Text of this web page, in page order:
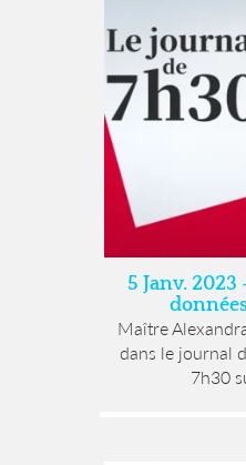
5 Janv.
Maître
dans le journal
7h30